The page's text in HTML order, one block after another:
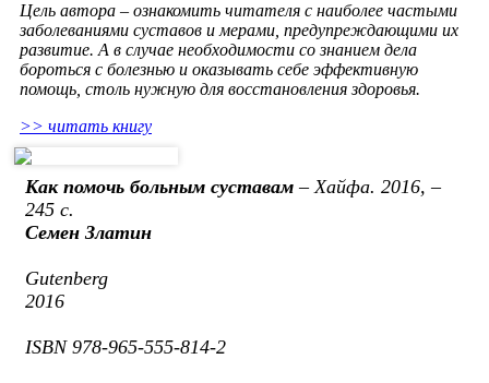
Цель автора – ознакомить читателя c наиболее частыми
заболеваниями суставов и мерами, предупреждающими их
развитие. А в случае необходимости со знанием дела
бороться с болезнью и оказывать себе эффективную
помощь, столь нужную для восстановления здоровья.
>> читать книгу
Как помочь больным суставам – Хайфа. 2016, –
245 с.
Семен Златин
Gutenberg
2016
ISBN 978-965-555-814-2